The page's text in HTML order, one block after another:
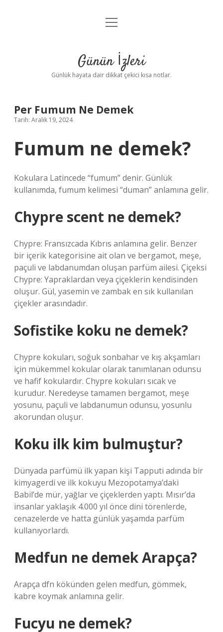
Anasayfa
Yasal Uyarı
menüyü
Günün İzleri
Günlük hayata dair dikkat çekici kısa notlar.
Per Fumum Ne Demek
Tarih: Aralık 19, 2024
Fumum ne demek?
Kokulara Latincede “fumum” denir. Günlük
kullanımda, fumum kelimesi “duman” anlamına gelir.
Chypre scent ne demek?
Chypre: Fransızcada Kıbrıs anlamına gelir. Benzer
bir içerik kategorisine ait olan ve bergamot, meşe,
paçuli ve labdanumdan oluşan parfüm ailesi. Çiçeksi
Chypre: Yapraklardan veya çiçeklerin kendisinden
oluşur. Gül, yasemin ve zambak en sık kullanılan
çiçekler arasındadır.
Sofistike koku ne demek?
Chypre kokuları, soğuk sonbahar ve kış akşamları
için mükemmel kokular olarak tanımlanan odunsu
ve hafif kokulardır. Chypre kokuları sıcak ve
kurudur. Neredeyse tamamen bergamot, meşe
yosunu, paçuli ve labdanumun odunsu, yosunlu
akorundan oluşur.
Koku ilk kim bulmuştur?
Dünyada parfümü ilk yapan kişi Tapputi adında bir
kimyagerdi ve ilk kokuyu Mezopotamya’daki
Babil’de mür, yağlar ve çiçeklerden yaptı. Mısır’da
insanlar yaklaşık 4.000 yıl önce dini törenlerde,
cenazelerde ve hatta günlük yaşamda parfüm
kullanıyorlardı.
Medfun ne demek Arapça?
Arapça dfn kökünden gelen medfun, gömmek,
kabre koymak anlamına gelir.
Fucyu ne demek?